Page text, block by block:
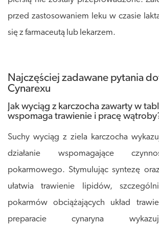
przed zastosowaniem leku w czasie
się z farmaceutą lub lekarzem.
Najczęściej zadawane pytania
Cynarexu
Jak wyciąg z karczocha zawarty w
wspomaga trawienie i pracę
Suchy wyciąg z ziela karczocha
działanie wspomagające
pokarmowego. Stymulując syntezę
ułatwia trawienie lipidów,
pokarmów obciążających układ
preparacie cynaryna